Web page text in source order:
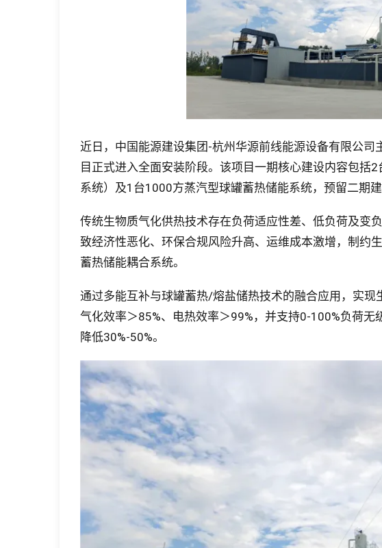
近日，中国能源建设集团-杭州华源前线能源设备有限公
目正式进入全面安装阶段。该项目一期核心建设内容包
系统）及1台1000方蒸汽型球罐蓄热储能系统，预留二期
传统生物质气化供热技术存在负荷适应性差、低负荷及变
致经济性恶化、环保合规风险升高、运维成本激增，制约
蓄热储能耦合系统。
通过多能互补与球罐蓄热/熔盐储热技术的融合应用，实
气化效率＞85%、电热效率＞99%，并支持0-100%负荷
降低30%-50%。